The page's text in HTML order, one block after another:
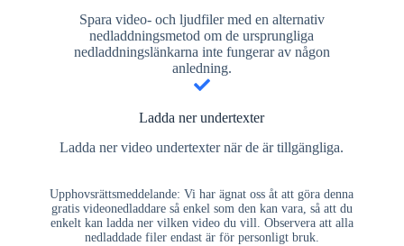
Spara video- och ljudfiler med en alternativ
nedladdningsmetod om de ursprungliga
nedladdningslänkarna inte fungerar av någon
anledning.
Ladda ner undertexter
Ladda ner video undertexter när de är tillgängliga.
Upphovsrättsmeddelande: Vi har ägnat oss åt att göra denna
gratis videonedladdare så enkel som den kan vara, så att du
enkelt kan ladda ner vilken video du vill. Observera att alla
nedladdade filer endast är för personligt bruk.